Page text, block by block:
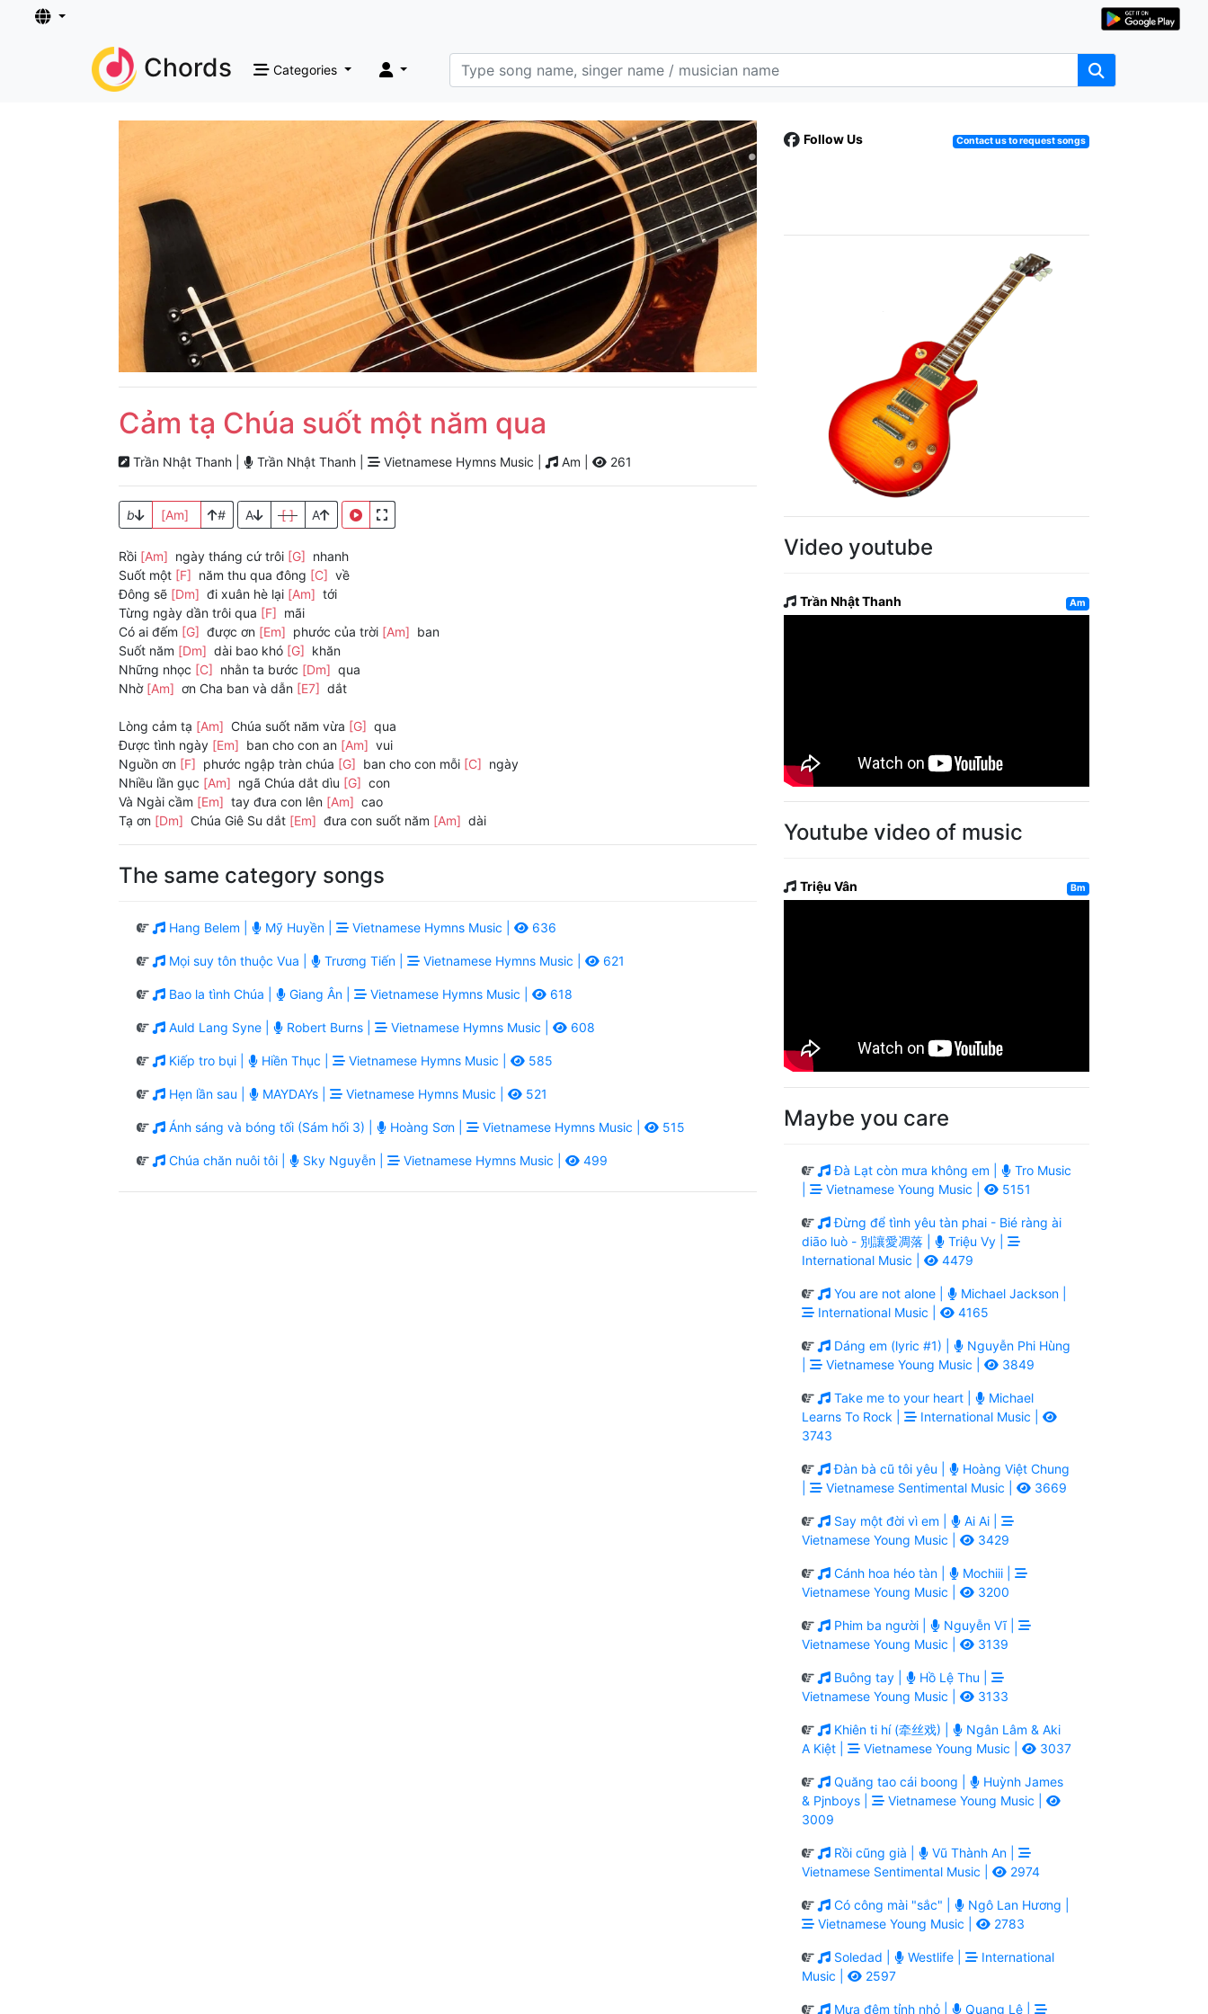
Chords Categories
Cảm tạ Chúa suốt một năm qua
Trần Nhật Thanh | Trần Nhật Thanh | Vietnamese Hymns Music | Am | 261
b [Am] # A [ ] A
Rồi [Am] ngày tháng cứ trôi [G] nhanh
Suốt một [F] năm thu qua đông [C] về
Đông sẽ [Dm] đi xuân hè lại [Am] tới
Từng ngày dần trôi qua [F] mãi
Có ai đếm [G] được ơn [Em] phước của trời [Am] ban
Suốt năm [Dm] dài bao khó [G] khăn
Những nhọc [C] nhằn ta bước [Dm] qua
Nhờ [Am] ơn Cha ban và dẫn [E7] dắt
Lòng cảm tạ [Am] Chúa suốt năm vừa [G] qua
Được tình ngày [Em] ban cho con an [Am] vui
Nguồn ơn [F] phước ngập tràn chúa [G] ban cho con mỗi [C] ngày
Nhiều lần gục [Am] ngã Chúa dắt dìu [G] con
Và Ngài cầm [Em] tay đưa con lên [Am] cao
Tạ ơn [Dm] Chúa Giê Su dắt [Em] đưa con suốt năm [Am] dài
The same category songs
Hang Belem | Mỹ Huyền | Vietnamese Hymns Music | 636
Mọi suy tôn thuộc Vua | Trương Tiến | Vietnamese Hymns Music | 621
Bao la tình Chúa | Giang Ân | Vietnamese Hymns Music | 618
Auld Lang Syne | Robert Burns | Vietnamese Hymns Music | 608
Kiếp tro bụi | Hiền Thục | Vietnamese Hymns Music | 585
Hẹn lần sau | MAYDAYs | Vietnamese Hymns Music | 521
Ánh sáng và bóng tối (Sám hối 3) | Hoàng Sơn | Vietnamese Hymns Music | 515
Chúa chăn nuôi tôi | Sky Nguyễn | Vietnamese Hymns Music | 499
Follow Us Contact us to request songs
Video youtube
Trần Nhật Thanh Am
Youtube video of music
Triệu Vân Bm
Maybe you care
Đà Lạt còn mưa không em |
Tro Music
Vietnamese Young Music | 5151
Đừng để tình yêu tàn phai - Bié ràng ài
diāo luò - 別讓愛凋落 |
Triệu Vy |
International Music |
4479
You are not alone |
Michael Jackson |
International Music |
4165
Dáng em (lyric #1) |
Nguyễn Phi Hùng
Vietnamese Young Music | 3849
Take me to your heart |
Michael
Learns To Rock |
International Music |
3743
Đàn bà cũ tôi yêu |
Hoàng Việt Chung
Vietnamese Sentimental Music | 3669
Say một đời vì em |
Ai Ai |
Vietnamese Young Music |
3429
Cánh hoa héo tàn |
Mochiii |
Vietnamese Young Music |
3200
Phim ba người |
Nguyễn Vĩ |
Vietnamese Young Music |
3139
Buông tay |
Hồ Lệ Thu |
Vietnamese Young Music |
3133
Khiên ti hí (牵丝戏) |
Ngân Lâm & Aki
A Kiệt |
Vietnamese Young Music | 3037
Quăng tao cái boong |
Huỳnh James
& Pjnboys |
Vietnamese Young Music |
3009
Rồi cũng già |
Vũ Thành An |
Vietnamese Sentimental Music |
2974
Có công mài "sắc" |
Ngô Lan Hương |
Vietnamese Young Music |
2783
Soledad | Westlife |
International
Music |
2597
Mưa đêm tỉnh nhỏ | Quang Lê |